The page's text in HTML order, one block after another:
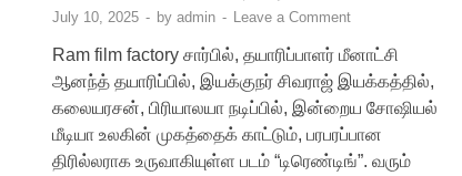
July 10, 2025 - by admin - Leave a Comment
Ram film factory சார்பில், தயாரிப்பாளர் மீனாட்சி
ஆனந்த் தயாரிப்பில், இயக்குநர் சிவராஜ் இயக்கத்தில்,
கலையரசன், பிரியாலயா நடிப்பில், இன்றைய சோஷியல்
மீடியா உலகின் முகத்தைக் காட்டும், பரபரப்பான
திரில்லராக உருவாகியுள்ள படம் “டிரெண்டிங்”. வரும்